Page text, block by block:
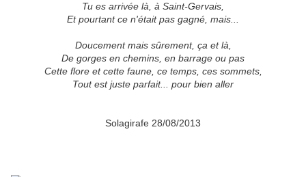
Tu es arrivée là, à Saint-Gervais,
Et pourtant ce n'était pas gagné, mais...
Doucement mais sûrement, ça et là,
De gorges en chemins, en barrage ou pas
Cette flore et cette faune, ce temps, ces sommets,
Tout est juste parfait... pour bien aller
Solagirafe 28/08/2013